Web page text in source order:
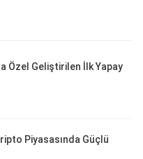
Özel Geliştirilen İlk Yapay
Piyasasında Güçlü